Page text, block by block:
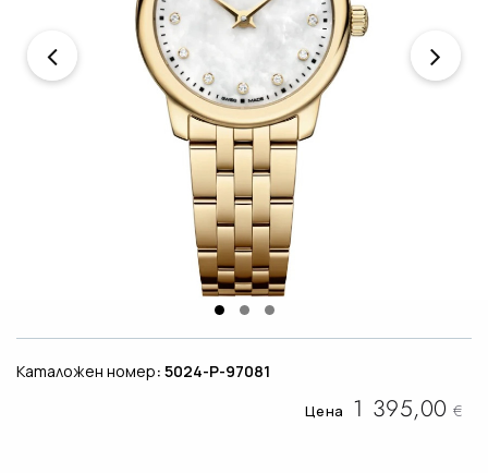
Каталожен номер: 5024-P-97081
Цена 1 395,00 €